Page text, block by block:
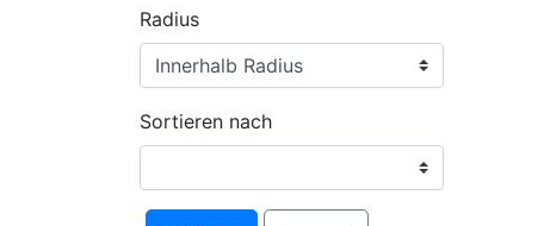
Radius
Sortieren nach